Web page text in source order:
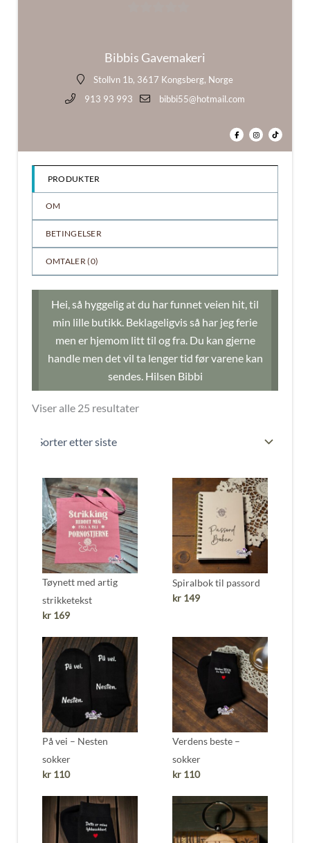
av
5
Bibbis Gavemakeri
Stollvn 1b, 3617 Kongsberg, Norge
913 93 993
bibbi55@hotmail.com
PRODUKTER
OM
BETINGELSER
OMTALER (0)
Hei, så hyggelig at du har funnet veien hit, til
min lille butikk. Beklageligvis så har jeg ferie
men er hjemom litt til og fra. Du kan gjerne
handle men det vil ta lenger tid før varene kan
sendes. Hilsen Bibbi
Viser alle 25 resultaterSortert
Tøynett med artig
strikketekst
kr169
Spiralbok til passord
kr 149
På vei – Nesten
sokker
kr110
Verdens beste –
sokker
kr 110